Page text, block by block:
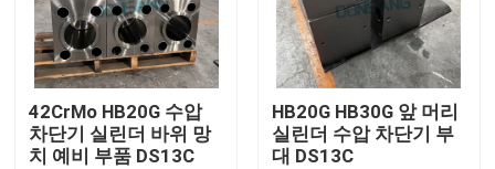
집
제품
VR 쇼
42CrMo HB20G 수압
차단기 실린더 바위 망
치 예비 부품 DS13C
HB20G HB30G 앞 머리
실린더 수압 차단기 부
대 DS13C